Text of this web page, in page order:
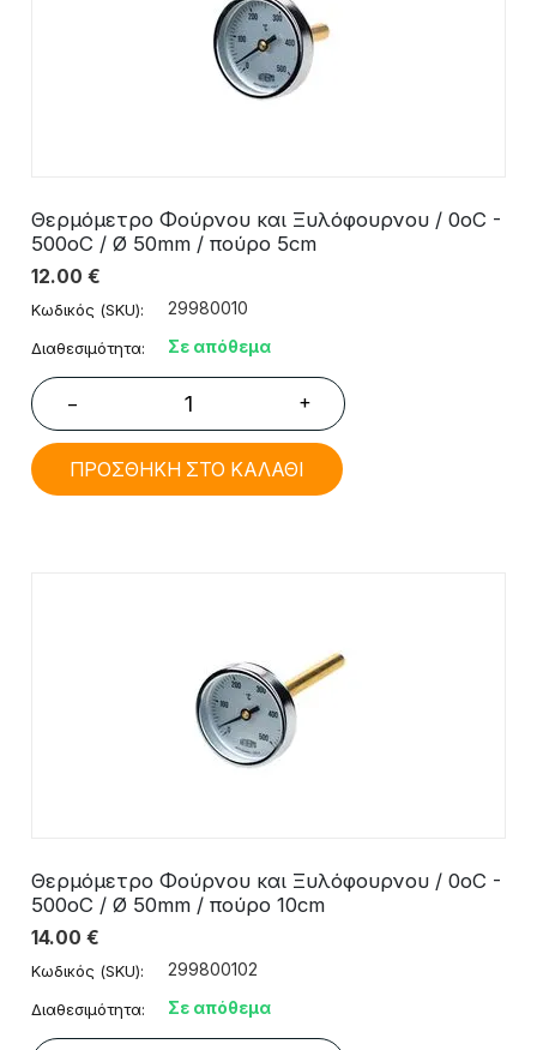
Θερμόμετρο Φούρνου και Ξυλόφουρνου / 0οC -
500οC / Ø 50mm / πούρο 5cm
12.00 €
Κωδικός (SKU): 29980010
Διαθεσιμότητα: Σε απόθεμα
− +
ΠΡΟΣΘΗΚΗ ΣΤΟ ΚΑΛΑΘΙ
Θερμόμετρο Φούρνου και Ξυλόφουρνου / 0οC -
500οC / Ø 50mm / πούρο 10cm
14.00 €
Κωδικός (SKU): 299800102
Διαθεσιμότητα: Σε απόθεμα